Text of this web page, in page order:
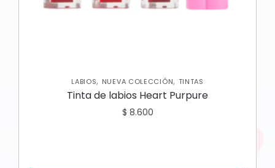
LABIOS, NUEVA COLECCIÓN, TINTAS
Tinta de labios Heart Purpure
$ 8.600